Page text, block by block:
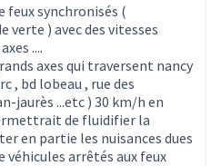
feux synchronisés (
verte ) avec des vitesses
....
axes qui traversent nancy
, bd lobeau , rue des
jaurès ...etc ) 30 km/h en
de fluidifier la
en partie les nuisances dues
véhicules arrêtés aux feux